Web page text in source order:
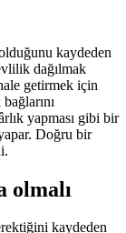
kaydeden
dağılmak
getirmek için
yapması gibi bir
Doğru bir
olmalı
kaydeden